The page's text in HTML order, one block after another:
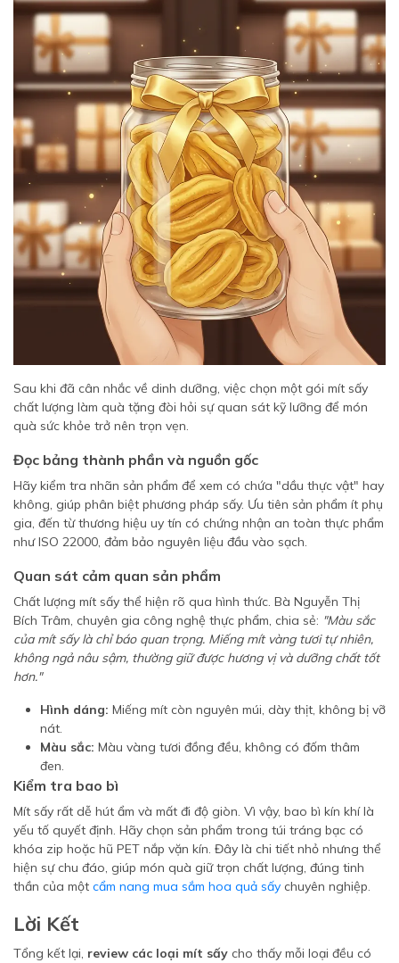
Sau khi đã cân nhắc về dinh dưỡng, việc chọn một gói mít sấy
chất lượng làm quà tặng đòi hỏi sự quan sát kỹ lưỡng để món
quà sức khỏe trở nên trọn vẹn.
Đọc bảng thành phần và nguồn gốc
Hãy kiểm tra nhãn sản phẩm để xem có chứa "dầu thực vật" hay
không, giúp phân biệt phương pháp sấy. Ưu tiên sản phẩm ít phụ
gia, đến từ thương hiệu uy tín có chứng nhận an toàn thực phẩm
như ISO 22000, đảm bảo nguyên liệu đầu vào sạch.
Quan sát cảm quan sản phẩm
Chất lượng mít sấy thể hiện rõ qua hình thức. Bà Nguyễn Thị
Bích Trâm, chuyên gia công nghệ thực phẩm, chia sẻ: "Màu sắc
của mít sấy là chỉ báo quan trọng. Miếng mít vàng tươi tự nhiên,
không ngả nâu sậm, thường giữ được hương vị và dưỡng chất tốt
hơn."
Hình dáng: Miếng mít còn nguyên múi, dày thịt, không bị vỡ
nát.
Màu sắc: Màu vàng tươi đồng đều, không có đốm thâm
đen.
Kiểm tra bao bì
Mít sấy rất dễ hút ẩm và mất đi độ giòn. Vì vậy, bao bì kín khí là
yếu tố quyết định. Hãy chọn sản phẩm trong túi tráng bạc có
khóa zip hoặc hũ PET nắp vặn kín. Đây là chi tiết nhỏ nhưng thể
hiện sự chu đáo, giúp món quà giữ trọn chất lượng, đúng tinh
thần của một cẩm nang mua sắm hoa quả sấy chuyên nghiệp.
Lời Kết
Tổng kết lại, review các loại mít sấy cho thấy mỗi loại đều có